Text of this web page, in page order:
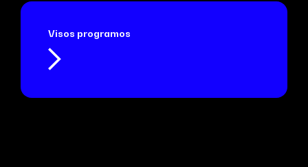
Visos programos